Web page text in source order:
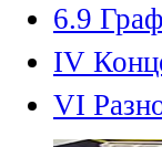
6.9
IV
VI